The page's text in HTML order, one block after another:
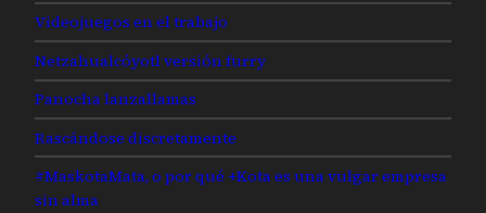
Videojuegos en el trabajo
Netzahualcóyotl versión furry
Panocha lanzallamas
Rascándose discretamente
#MaskotaMata, o por qué +Kota es una vulgar empresa
sin alma